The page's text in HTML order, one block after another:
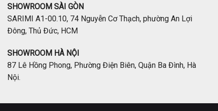
SHOWROOM SÀI GÒN
SARIMI A1-00.10, 74 Nguyễn Cơ Thạch, phường An Lợi
Đông, Thủ Đức, HCM
SHOWROOM HÀ NỘI
87 Lê Hồng Phong, Phường Điện Biên, Quận Ba Đình, Hà
Nội.